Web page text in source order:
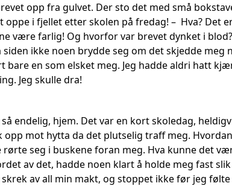
opp fra gulvet. Der sto det med små
i fjellet etter skolen på fredag! – Hva? Det er
være farlig! Og hvorfor var brevet dynket i
ikke noen brydde seg om det skjedde meg
bare en som elsket meg. Jeg hadde aldri hatt
Jeg skulle dra!
endelig, hjem. Det var en kort skoledag,
opp mot hytta da det plutselig traff meg.
seg i buskene foran meg. Hva kunne det
av det, hadde noen klart å holde meg fast
av all min makt, og stoppet ikke før jeg